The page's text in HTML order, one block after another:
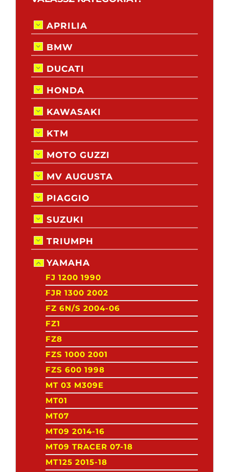
APRILIA
BMW
DUCATI
HONDA
KAWASAKI
KTM
MOTO GUZZI
MV AUGUSTA
PIAGGIO
SUZUKI
TRIUMPH
YAMAHA
FJ 1200 1990
FJR 1300 2002
FZ 6N/S 2004-06
FZ1
FZ8
FZS 1000 2001
FZS 600 1998
MT 03 M309E
MT01
MT07
MT09 2014-16
MT09 TRACER 07-18
MT125 2015-18